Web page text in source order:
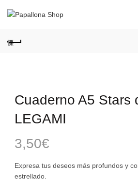
Cuaderno A5 Stars
LEGAMI
3,50€
Expresa tus deseos más profundos y
estrellado.